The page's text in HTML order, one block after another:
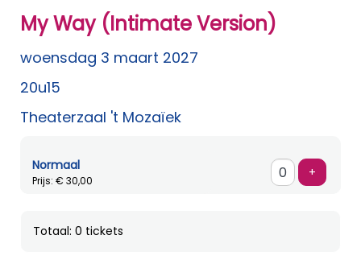
My Way (Intimate Version)
woensdag 3 maart 2027
20u15
Theaterzaal 't Mozaïek
Normaal
Prijs: € 30,00
+
Totaal: 0 tickets